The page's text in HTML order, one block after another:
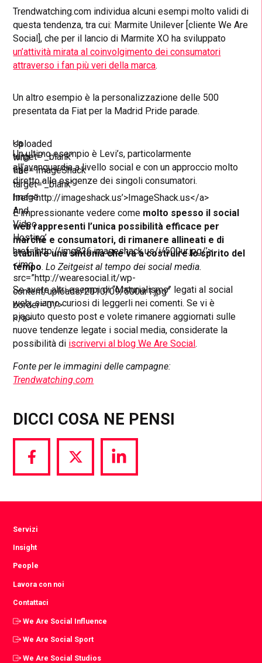
Trendwatching.com individua alcuni esempi molto validi di
questa tendenza, tra cui: Marmite Unilever [cliente We Are
Social], che per il lancio di Marmite XO ha sviluppato
un’attività mirata al coinvolgimento dei consumatori
attraverso i fan più veri della marca.
Un altro esempio è la personalizzazione delle 500
presentata da Fiat per la Madrid Pride parade.
<a
target=’_blank’
title=’ImageShack
–
Image
And
Video
Hosting’
href=’http://img826.imageshack.us/i/500ur.jpg/’>
<img
src=”http://wearesocial.it/wp-
content/uploads/2010/09/500ur1.jpg”
border=’0’/>
</a>
Uploaded
with
<a
target=’_blank’
href=’http://imageshack.us’>ImageShack.us</a>
Un ultimo esempio è Levi’s, particolarmente
all’avanguardia a livello social e con un approccio molto
diretto alle esigenze dei singoli consumatori.
È impressionante vedere come molto spesso il social
web rappresenti l’unica possibilità efficace per
marche e consumatori, di rimanere allineati e di
stabilire una sintonia che va a costruire lo spirito del
tempo.Lo Zeitgeist al tempo dei social media.
Se avete altri esempi di “Maturialismo” legati al social
web, siamo curiosi di leggerli nei comenti. Se vi è
piaciuto questo post e volete rimanere aggiornati sulle
nuove tendenze legate i social media, considerate la
possibilità di iscrivervi al blog We Are Social.
Fonte per le immagini delle campagne:
Trendwatching.com
DICCI COSA NE PENSI
Share
via
Share
via
Share
via
Servizi
Insight
People
Lavora con noi
Contattaci
We Are Social Influence
We Are Social Sport
We Are Social Studios